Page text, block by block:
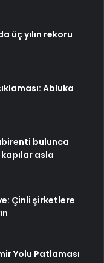
üç yılın rekoru
Abluka
bulunca
kapılar asla
Çinli şirketlere
Yolu Patlaması